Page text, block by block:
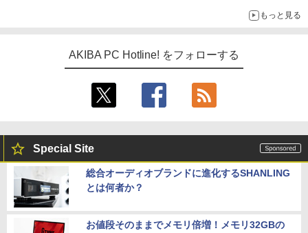
もっと見る
AKIBA PC Hotline! をフォローする
Special Site
総合オーディオブランドに進化するSHANLING
とは何者か？
お値段そのままでメモリ倍増！メモリ32GBの